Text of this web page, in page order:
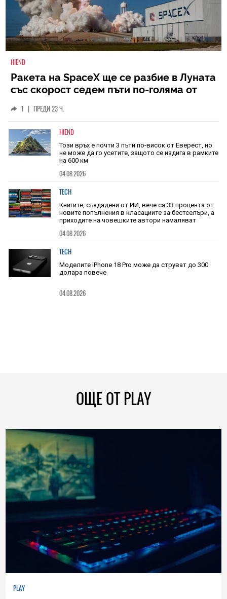
HIEND
Ракета на SpaceX ще се разбие в Луната
със скорост седем пъти по-голяма от
1 | ПРЕДИ 23 Ч.
HIEND
Този връх е почти 3 пъти по-висок от Еверест, но
не може да го усетите, защото се издига в рамките
на 600 км
04.08.2026
TECH
Книгите, създадени от ИИ, вече са 33 процента от
новите попълнения в класациите за бестселъри, а
приходите на човешките автори намаляват
04.08.2026
TECH
Моделите iPhone 18 Pro може да струват до 300
долара повече
04.08.2026
ОЩЕ ОТ PLAY
PLAY